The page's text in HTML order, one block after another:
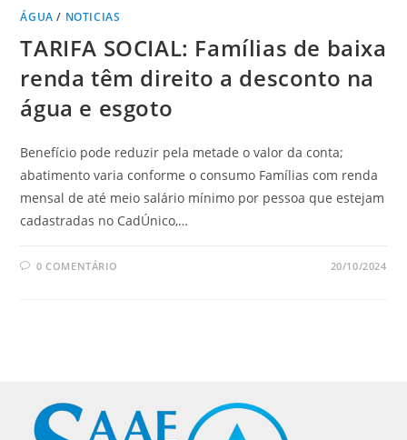
ÁGUA / NOTICIAS
TARIFA SOCIAL: Famílias de baixa
renda têm direito a desconto na
água e esgoto
Benefício pode reduzir pela metade o valor da conta;
abatimento varia conforme o consumo Famílias com renda
mensal de até meio salário mínimo por pessoa que estejam
cadastradas no CadÚnico,…
0 COMENTÁRIO 20/10/2024